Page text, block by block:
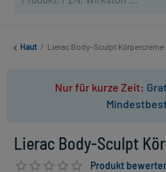
Haut / Lierac Body-Sculpt Körpercreme
Nur für kurze Zeit:
Lierac Body-Sculpt
Produkt